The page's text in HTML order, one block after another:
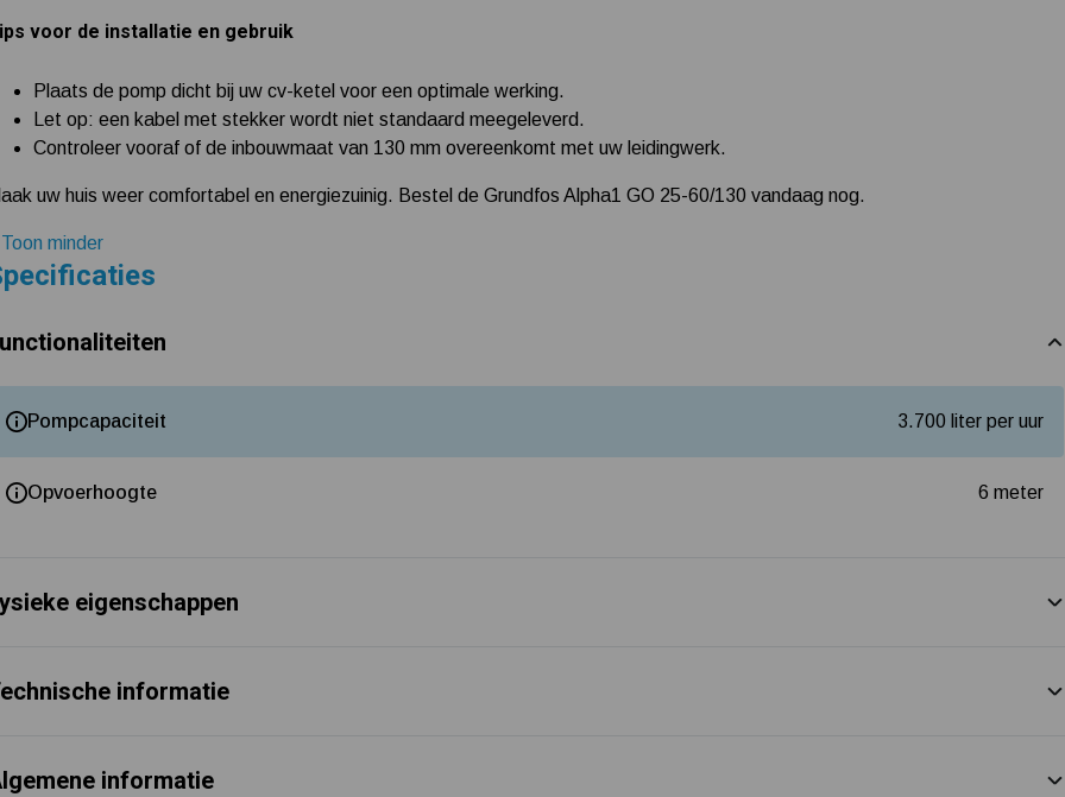
voor de installatie en gebruik
Plaats de pomp dicht bij uw cv-ketel voor een optimale werking.
Let op: een kabel met stekker wordt niet standaard meegeleverd.
Controleer vooraf of de inbouwmaat van 130 mm overeenkomt met uw leidingwerk.
uw huis weer comfortabel en energiezuinig. Bestel de Grundfos Alpha1 GO 25-60/130 vandaag nog.
minder
Pompcapaciteit 3.700 liter per uur
Opvoerhoogte 6 meter
eigenschappen
informatie
informatie